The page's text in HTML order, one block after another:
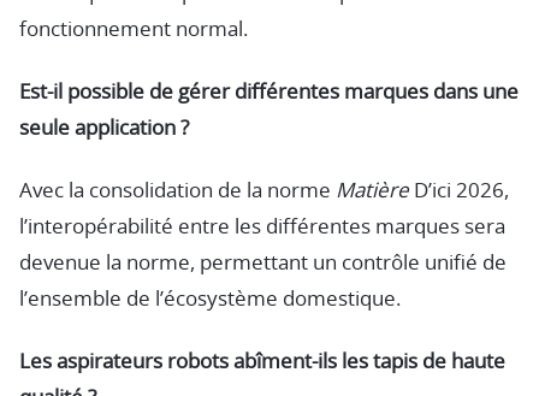
fonctionnement normal.
Est-il possible de gérer différentes marques dans une
seule application ?
Avec la consolidation de la norme Matière D’ici 2026,
l’interopérabilité entre les différentes marques sera
devenue la norme, permettant un contrôle unifié de
l’ensemble de l’écosystème domestique.
Les aspirateurs robots abîment-ils les tapis de haute